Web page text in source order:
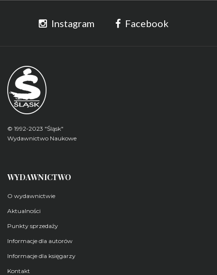
Instagram Facebook
© 1992-2023 "Śląsk"
Wydawnictwo Naukowe
WYDAWNICTWO
O wydawnictwie
Aktualności
Punkty sprzedaży
Informacje dla autorów
Informacje dla księgarzy
Kontakt